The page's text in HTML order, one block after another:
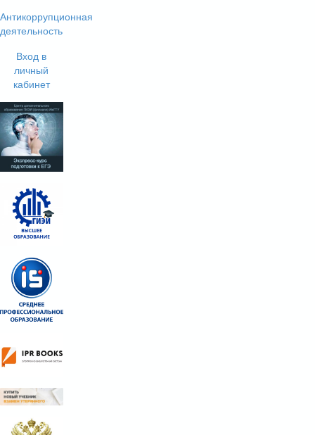
Антикоррупционная
деятельность
Вход в
личный
кабинет